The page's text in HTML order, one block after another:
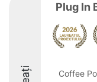
Plug In
Coffee